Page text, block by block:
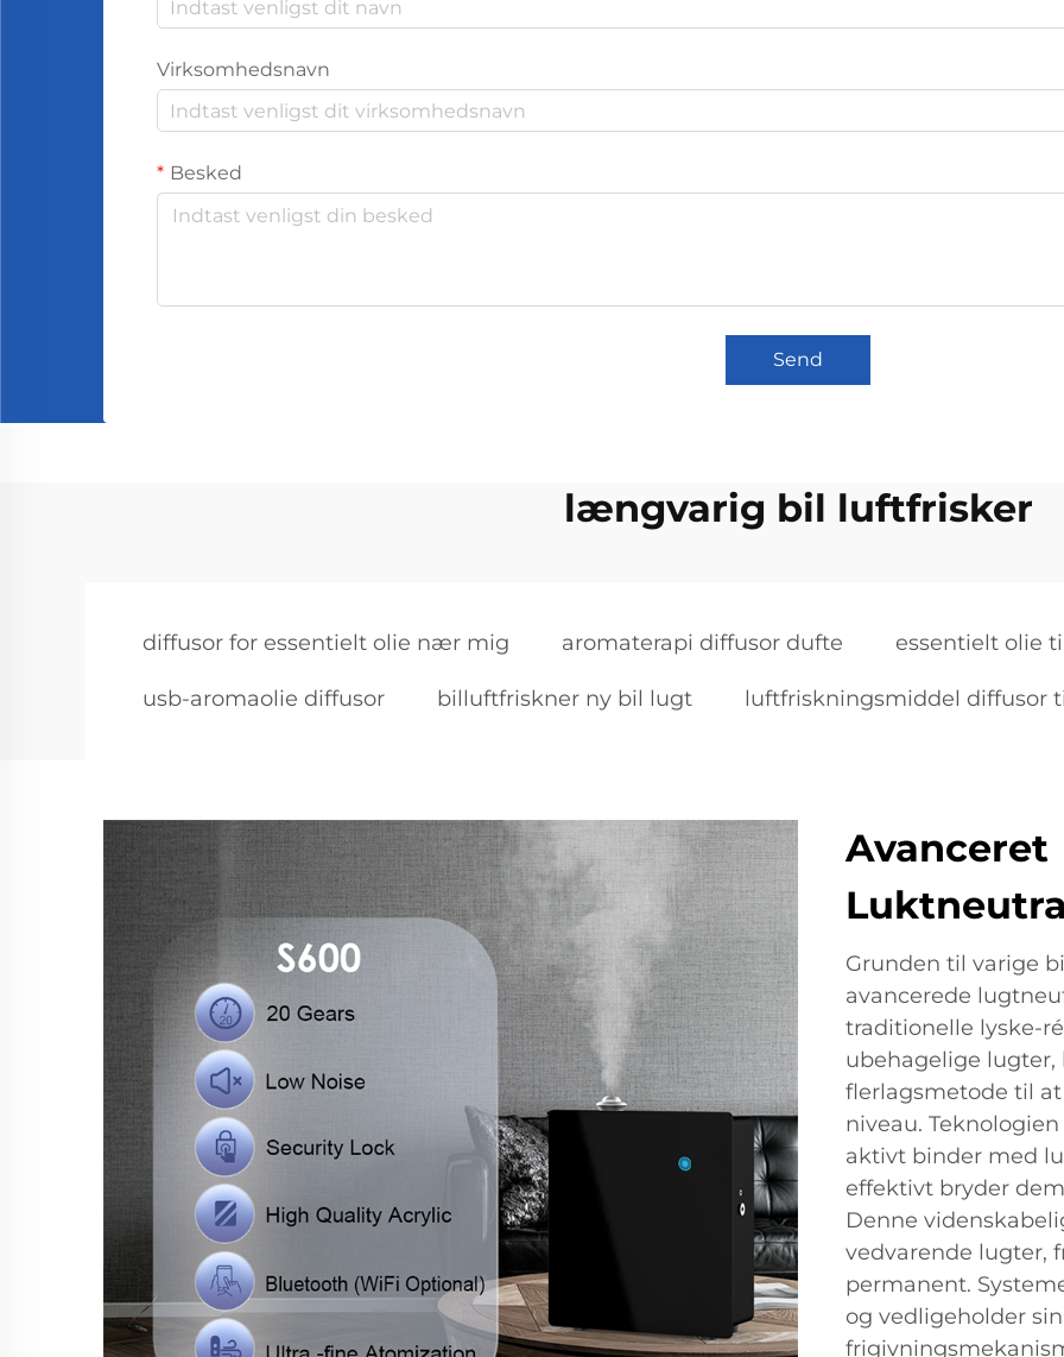
Virksomhedsnavn
Besked
Send
længvarig bil luftfrisker
diffusor for essentielt olie nær mig aromaterapi diffusor dufte essentielt olie
usb-aromaolie diffusor billuftfriskner ny bil lugt luftfriskningsmiddel diffusor
Avanceret
Grunden til varige
avancerede
traditionelle lyske-
ubehagelige lugter,
flerlagsmetode til
niveau.
aktivt binder med
effektivt bryder
Denne
vedvarende lugter,
permanent.
og vedligeholder